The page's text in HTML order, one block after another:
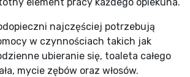
najczęściej potrzebują
w czynnościach takich jak
ubieranie się, toaleta całego
mycie zębów oraz włosów.